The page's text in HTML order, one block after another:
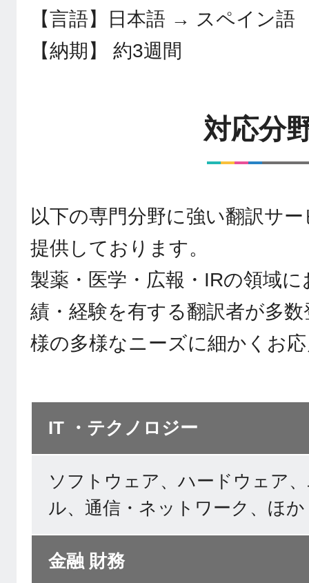
【言語】日本語 → スペイン語
【納期】 約3週間
対応分
以下の専門分野に強い翻訳サ
提供しております。
製薬・医学・広報・IRの領域
績・経験を有する翻訳者が多
様の多様なニーズに細かくお
IT ・テクノロジー
ソフトウェア、ハードウェア
ル、通信・ネットワーク、ほか
金融 財務